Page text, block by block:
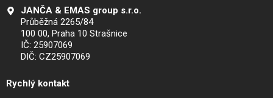
JANČA & EMAS group s.r.o.
Průběžná 2265/84
100 00, Praha 10 Strašnice
IČ: 25907069
DIČ: CZ25907069
Rychlý kontakt